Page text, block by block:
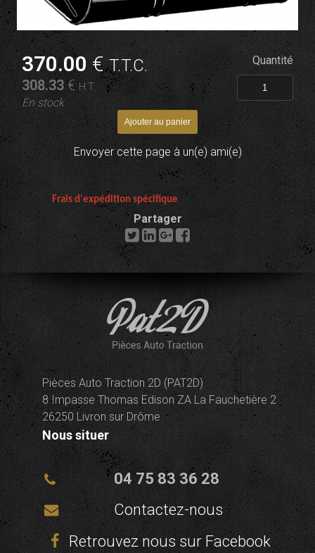
370.00 €T.T.C.
308.33 € H.T.
En stock
Quantité
Envoyer cette page à un(e) ami(e)
Frais d'expédition spécifique
Partager
Pièces Auto Traction 2D (PAT2D)
8 Impasse Thomas Edison ZA La Fauchetière 2
26250 Livron sur Drôme
Nous situer
04 75 83 36 28
Contactez-nous
Retrouvez nous sur Facebook